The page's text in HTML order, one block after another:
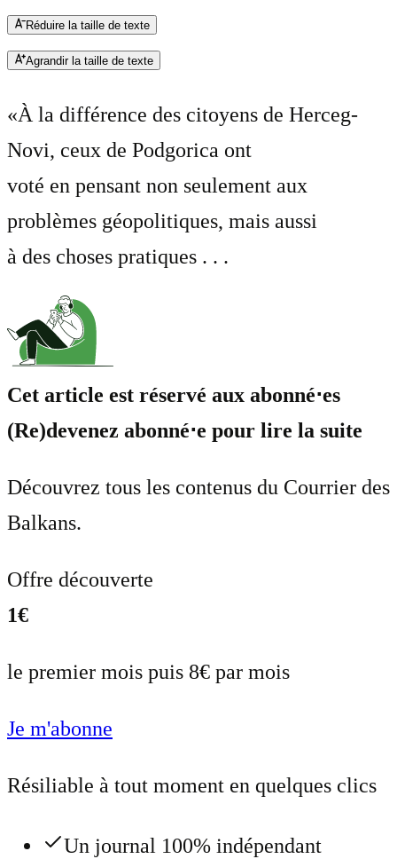
Réduire la taille de texte
Agrandir la taille de texte
«À la différence des citoyens de Herceg-
Novi, ceux de Podgorica ont
voté en pensant non seulement aux
problèmes géopolitiques, mais aussi
à des choses pratiques . . .
Cet article est réservé aux abonné⋅es
(Re)devenez abonné⋅e pour lire la suite
Découvrez tous les contenus du Courrier des
Balkans.
Offre découverte
1€
le premier mois puis 8€ par mois
Je m'abonne
Résiliable à tout moment en quelques clics
Un journal 100% indépendant